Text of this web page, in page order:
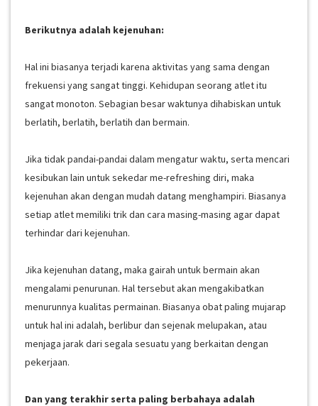
Berikutnya adalah kejenuhan:
Hal ini biasanya terjadi karena aktivitas yang sama dengan
frekuensi yang sangat tinggi. Kehidupan seorang atlet itu
sangat monoton. Sebagian besar waktunya dihabiskan untuk
berlatih, berlatih, berlatih dan bermain.
Jika tidak pandai-pandai dalam mengatur waktu, serta mencari
kesibukan lain untuk sekedar me-refreshing diri, maka
kejenuhan akan dengan mudah datang menghampiri. Biasanya
setiap atlet memiliki trik dan cara masing-masing agar dapat
terhindar dari kejenuhan.
Jika kejenuhan datang, maka gairah untuk bermain akan
mengalami penurunan. Hal tersebut akan mengakibatkan
menurunnya kualitas permainan. Biasanya obat paling mujarap
untuk hal ini adalah, berlibur dan sejenak melupakan, atau
menjaga jarak dari segala sesuatu yang berkaitan dengan
pekerjaan.
Dan yang terakhir serta paling berbahaya adalah